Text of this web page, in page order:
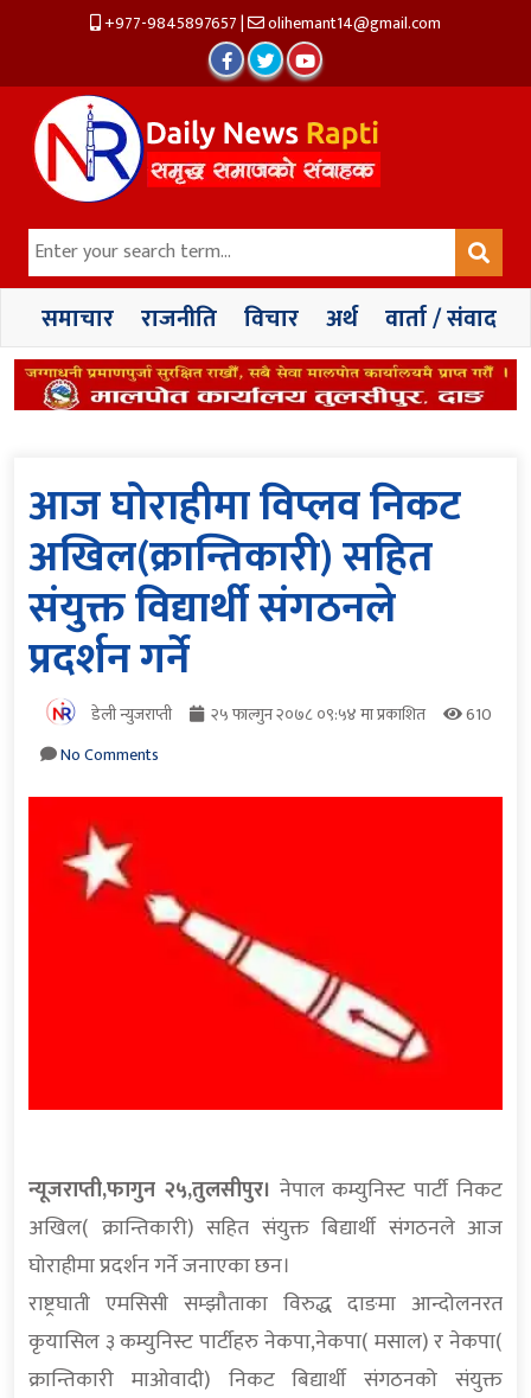
+977-9845897657| olihemant14@gmail.com
समाचार राजनीति विचार अर्थ वार्ता / संवाद
आज घोराहीमा विप्लव निकट
अखिल(क्रान्तिकारी) सहित
संयुक्त विद्यार्थी संगठनले
प्रदर्शन गर्ने
डेली न्युजराप्ती २५ फाल्गुन २०७८ ०९:५४ मा प्रकाशित
610
No Comments
न्यूजराप्ती,फागुन २५,तुलसीपुर। नेपाल कम्युनिस्ट पार्टी निकट
अखिल( क्रान्तिकारी) सहित संयुक्त बिद्यार्थी संगठनले आज
घोराहीमा प्रदर्शन गर्ने जनाएका छन।
राष्ट्रघाती एमसिसी सम्झौताका विरुद्ध दाङमा आन्दोलनरत
कृयासिल ३ कम्युनिस्ट पार्टीहरु नेकपा,नेकपा( मसाल) र नेकपा(
क्रान्तिकारी माओवादी) निकट बिद्यार्थी संगठनको संयुक्त